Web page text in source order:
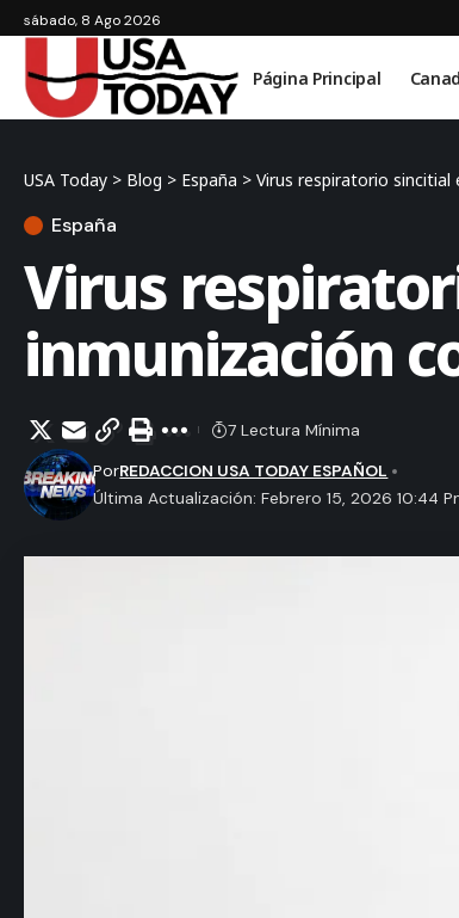
sábado, 8 Ago 2026
Página Principal
USA Today > Blog > España > Virus respiratorio
España
Virus
inmunización
Última Actualización: Febrero 15, 2026 10:44
PorREDACCION USA TODAY ESPAÑOL
7 Lectura Mínima